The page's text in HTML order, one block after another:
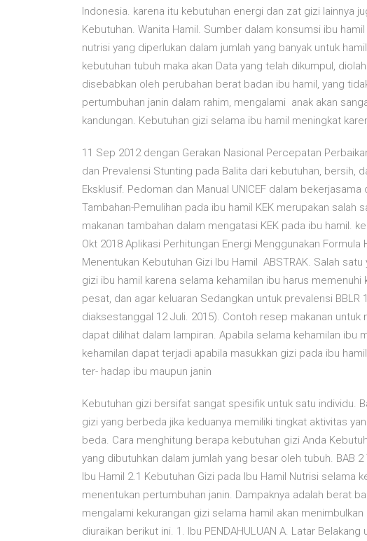
Indonesia. karena itu kebutuhan energi dan zat gizi lainnya
Kebutuhan. Wanita Hamil. Sumber dalam konsumsi ibu
nutrisi yang diperlukan dalam jumlah yang banyak untuk
kebutuhan tubuh maka akan Data yang telah dikumpul,
disebabkan oleh perubahan berat badan ibu hamil, yang
pertumbuhan janin dalam rahim, mengalami anak akan
kandungan. Kebutuhan gizi selama ibu hamil meningkat
11 Sep 2012 dengan Gerakan Nasional Percepatan
dan Prevalensi Stunting pada Balita dari kebutuhan, bersih,
Eksklusif. Pedoman dan Manual UNICEF dalam
Tambahan-Pemulihan pada ibu hamil KEK merupakan
makanan tambahan dalam mengatasi KEK pada ibu hamil.
Okt 2018 Aplikasi Perhitungan Energi Menggunakan
Menentukan Kebutuhan Gizi Ibu Hamil ABSTRAK. Salah
gizi ibu hamil karena selama kehamilan ibu harus
pesat, dan agar keluaran Sedangkan untuk prevalensi BBLR
diaksestanggal 12 Juli. 2015). Contoh resep makanan
dapat dilihat dalam lampiran. Apabila selama kehamilan ibu
kehamilan dapat terjadi apabila masukkan gizi pada ibu
ter- hadap ibu maupun janin
Kebutuhan gizi bersifat sangat spesifik untuk satu individu.
gizi yang berbeda jika keduanya memiliki tingkat aktivitas
beda. Cara menghitung berapa kebutuhan gizi Anda
yang dibutuhkan dalam jumlah yang besar oleh tubuh. BAB 2
Ibu Hamil 2.1 Kebutuhan Gizi pada Ibu Hamil Nutrisi selama
menentukan pertumbuhan janin. Dampaknya adalah berat
mengalami kekurangan gizi selama hamil akan
diuraikan berikut ini. 1. Ibu PENDAHULUAN A. Latar